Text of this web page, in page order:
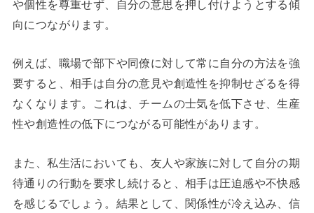
や個性を尊重せず、自分の意思を押し付けようとする傾
向につながります。
例えば、職場で部下や同僚に対して常に自分の方法を強
要すると、相手は自分の意見や創造性を抑制せざるを得
なくなります。これは、チームの士気を低下させ、生産
性や創造性の低下につながる可能性があります。
また、私生活においても、友人や家族に対して自分の期
待通りの行動を要求し続けると、相手は圧迫感や不快感
を感じるでしょう。結果として、関係性が冷え込み、信